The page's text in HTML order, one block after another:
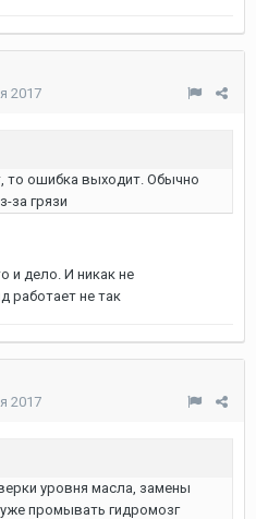
2017
то ошибка выходит. Обычно
за грязи
и дело. И никак не
работает не так
2017
уровня масла, замены
промывать гидромозг